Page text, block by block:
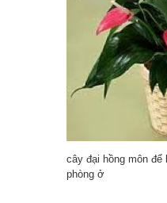
cây đại hồng môn để
phòng ở